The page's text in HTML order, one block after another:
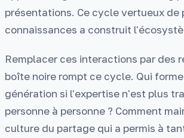
présentations. Ce cycle vertueux de
connaissances a construit
Remplacer ces interactions par des
boîte noire rompt ce cycle. Qui
génération si l'expertise n'est plus
personne à personne ? Comment
culture du partage qui a permis à